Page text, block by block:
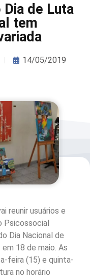
de Luta
tem
14/05/2019
reunir usuários e
Psicossocial
Dia Nacional de
18 de maio. As
feira (15) e quinta-
no horário